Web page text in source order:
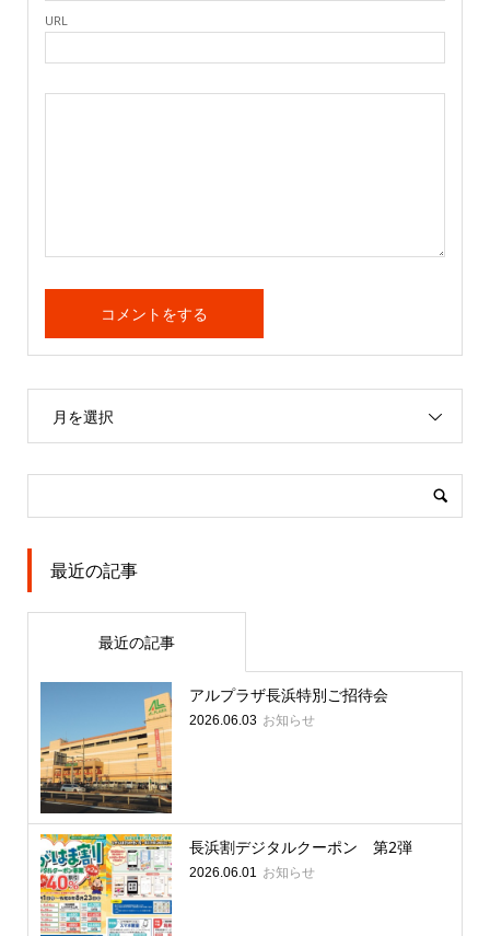
URL
月を選択
最近の記事
最近の記事
アルプラザ長浜特別ご招待会
2026.06.03 お知らせ
長浜割デジタルクーポン 第2弾
2026.06.01 お知らせ